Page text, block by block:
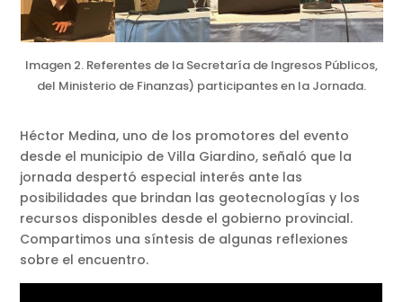
Imagen 2. Referentes de la Secretaría de Ingresos Públicos,
del Ministerio de Finanzas) participantes en la Jornada.
Héctor Medina, uno de los promotores del evento
desde el municipio de Villa Giardino, señaló que la
jornada despertó especial interés ante las
posibilidades que brindan las geotecnologías y los
recursos disponibles desde el gobierno provincial.
Compartimos una síntesis de algunas reflexiones
sobre el encuentro.